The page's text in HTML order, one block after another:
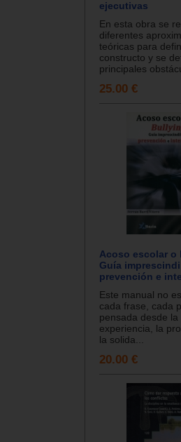
ejecutivas
En esta obra se
diferentes
teóricas para
constructo y se
principales
25.00 €
Acoso escolar o
Guía
prevención e
Este manual no
cada frase, cada
pensada desde
experiencia, la
la solida...
20.00 €